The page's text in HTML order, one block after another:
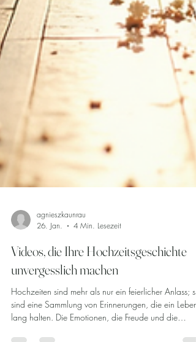
26. Jan.
4 Min. Lesezeit
Videos, die Ihre Hochzeitsgeschichte
unvergesslich machen
Hochzeiten sind mehr als nur ein feierlicher Anlass; sie